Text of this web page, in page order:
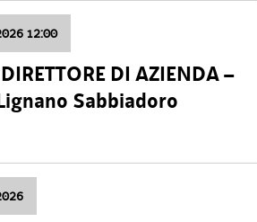
12:00
DI AZIENDA –
Sabbiadoro